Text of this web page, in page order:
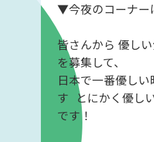
▼今夜のコーナー
皆さんから 優し
を募集して、
日本で一番優し
す とにかく優し
です！